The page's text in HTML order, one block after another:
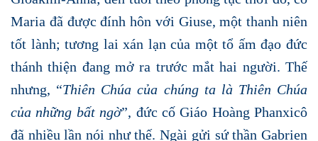
Maria đã được đính hôn với Giuse, một thanh niên
tốt lành; tương lai xán lạn của một tổ ấm đạo đức
thánh thiện đang mở ra trước mắt hai người. Thế
nhưng, “Thiên Chúa của chúng ta là Thiên Chúa
của những bất ngờ”, đức cố Giáo Hoàng Phanxicô
đã nhiều lần nói như thế. Ngài gửi sứ thần Gabrien